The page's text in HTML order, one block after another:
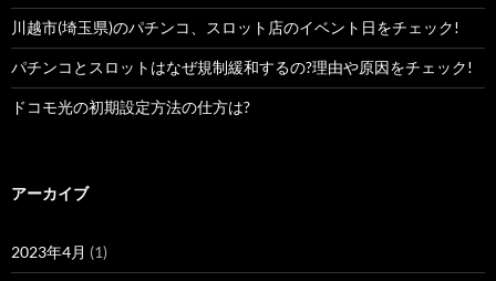
川越市(埼玉県)のパチンコ、スロット店のイベント日をチェック!
パチンコとスロットはなぜ規制緩和するの?理由や原因をチェック!
ドコモ光の初期設定方法の仕方は?
アーカイブ
2023年4月 (1)